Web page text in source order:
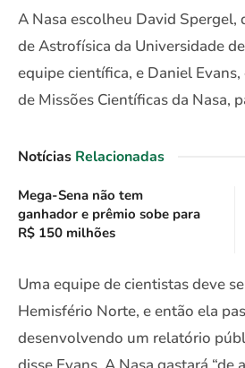
A Nasa escolheu David
de Astrofísica da Universidade
equipe científica, e Daniel
de Missões Científicas da Nasa,
Notícias Relacionadas
Mega-Sena não tem
ganhador e prêmio sobe para
R$ 150 milhões
Uma equipe de cientistas deve
Hemisfério Norte, e então ela
desenvolvendo um relatório